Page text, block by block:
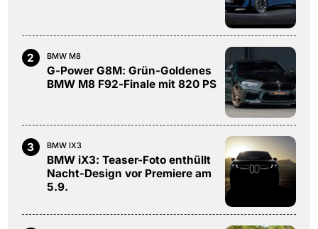
2 BMW M8
G-Power G8M: Grün-Goldenes
BMW M8 F92-Finale mit 820 PS
3 BMW IX3
BMW iX3: Teaser-Foto enthüllt
Nacht-Design vor Premiere am
5.9.